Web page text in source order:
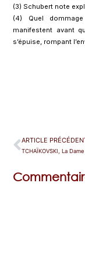
(3) Schubert note
(4) Quel
manifestent avant
s’épuise, rompant
ARTICLE
TCHAÏKOVSKI, La